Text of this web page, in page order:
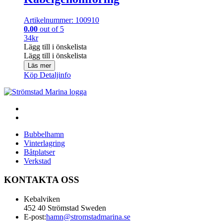
Artikelnummer: 100910
0.00 out of 5
34kr
Lägg till i önskelista
Lägg till i önskelista
Läs mer
Köp Detaljinfo
Bubbelhamn
Vinterlagring
Båtplatser
Verkstad
KONTAKTA OSS
Kebalviken
452 40 Strömstad Sweden
E-post:hamn@stromstadmarina.se